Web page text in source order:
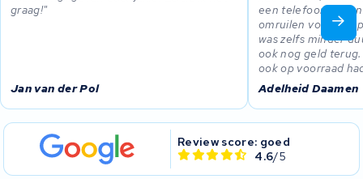
graag!
Jan van der Pol
een telefoontje
omruilen voor een
was zelfs minder
ook nog geld
ook op voorraad
Adelheid Daamen
Review score: goed
4.6/5